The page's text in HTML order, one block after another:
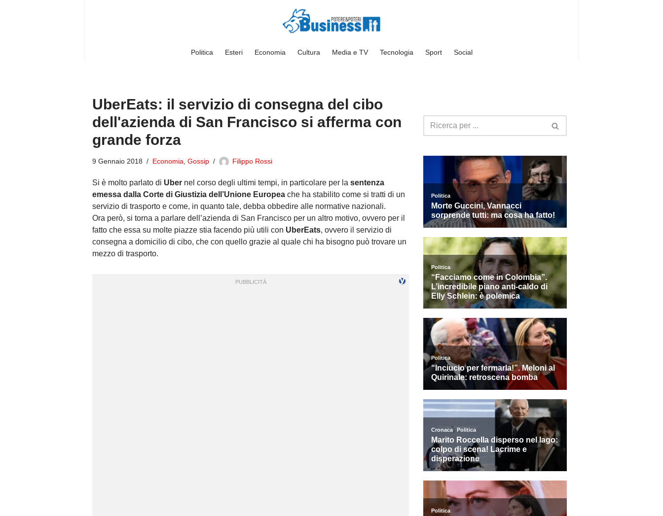
Politica Esteri Economia Cultura Media e TV Tecnologia Sport Social
UberEats: il servizio di consegna del cibo
dell'azienda di San Francisco si afferma con
grande forza
9 Gennaio 2018 Economia Gossip Filippo Rossi
Si è molto parlato di Uber nel corso degli ultimi tempi, in particolare per la sentenza
emessa dalla Corte di Giustizia dell’Unione Europea che ha stabilito come si tratti di un
servizio di trasporto e come, in quanto tale, debba obbedire alle normative nazionali.
Ora però, si torna a parlare dell’azienda di San Francisco per un altro motivo, ovvero per il
fatto che essa su molte piazze stia facendo più utili con UberEats, ovvero il servizio di
consegna a domicilio di cibo, che con quello grazie al quale chi ha bisogno può trovare un
mezzo di trasporto.